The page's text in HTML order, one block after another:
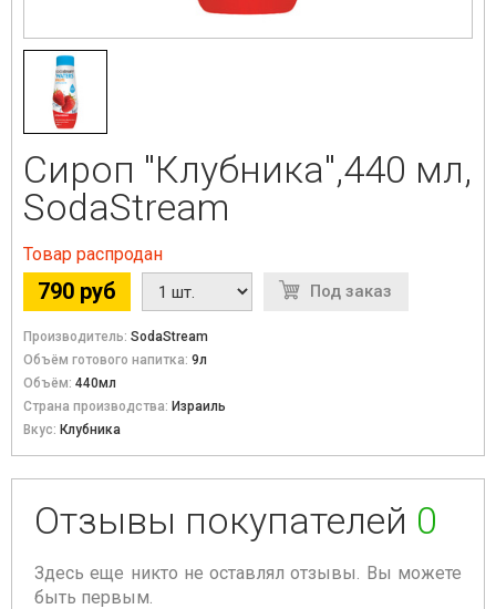
Сироп "Клубника",440 мл,
SodaStream
Товар распродан
790 руб Под заказ
Производитель: SodaStream
Объём готового напитка: 9л
Объём: 440мл
Страна производства: Израиль
Вкус: Клубника
Отзывы покупателей 0
Здесь еще никто не оставлял отзывы. Вы можете
быть первым.